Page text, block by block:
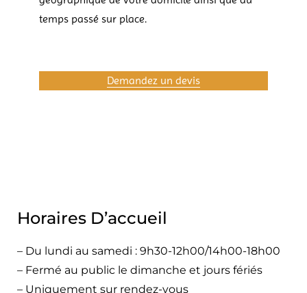
temps passé sur place.
Demandez un devis
Horaires D’accueil
– Du lundi au samedi : 9h30-12h00/14h00-18h00
– Fermé au public le dimanche et jours fériés
– Uniquement sur rendez-vous